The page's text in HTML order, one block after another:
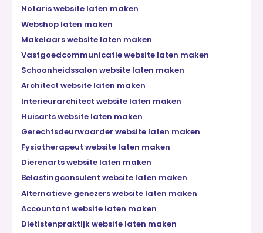
Notaris website laten maken
Webshop laten maken
Makelaars website laten maken
Vastgoedcommunicatie website laten maken
Schoonheidssalon website laten maken
Architect website laten maken
Interieurarchitect website laten maken
Huisarts website laten maken
Gerechtsdeurwaarder website laten maken
Fysiotherapeut website laten maken
Dierenarts website laten maken
Belastingconsulent website laten maken
Alternatieve genezers website laten maken
Accountant website laten maken
Dietistenpraktijk website laten maken